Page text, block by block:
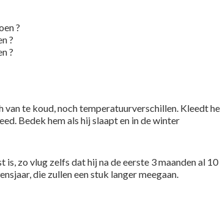
?
?
?
van te koud, noch temperatuurverschillen. Kleedt
Bedek hem als hij slaapt en in de winter
is, zo vlug zelfs dat hij na de eerste 3 maanden al
die zullen een stuk langer meegaan.